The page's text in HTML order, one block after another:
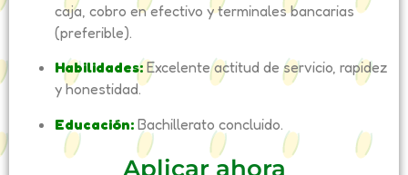
caja, cobro en efectivo y terminales bancarias
(preferible).
Habilidades: Excelente actitud de servicio, rapidez
y honestidad.
Educación: Bachillerato concluido.
Aplicar ahora